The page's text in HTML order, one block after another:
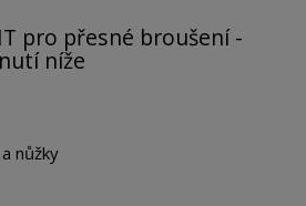
pro přesné broušení -
níže
nůžky